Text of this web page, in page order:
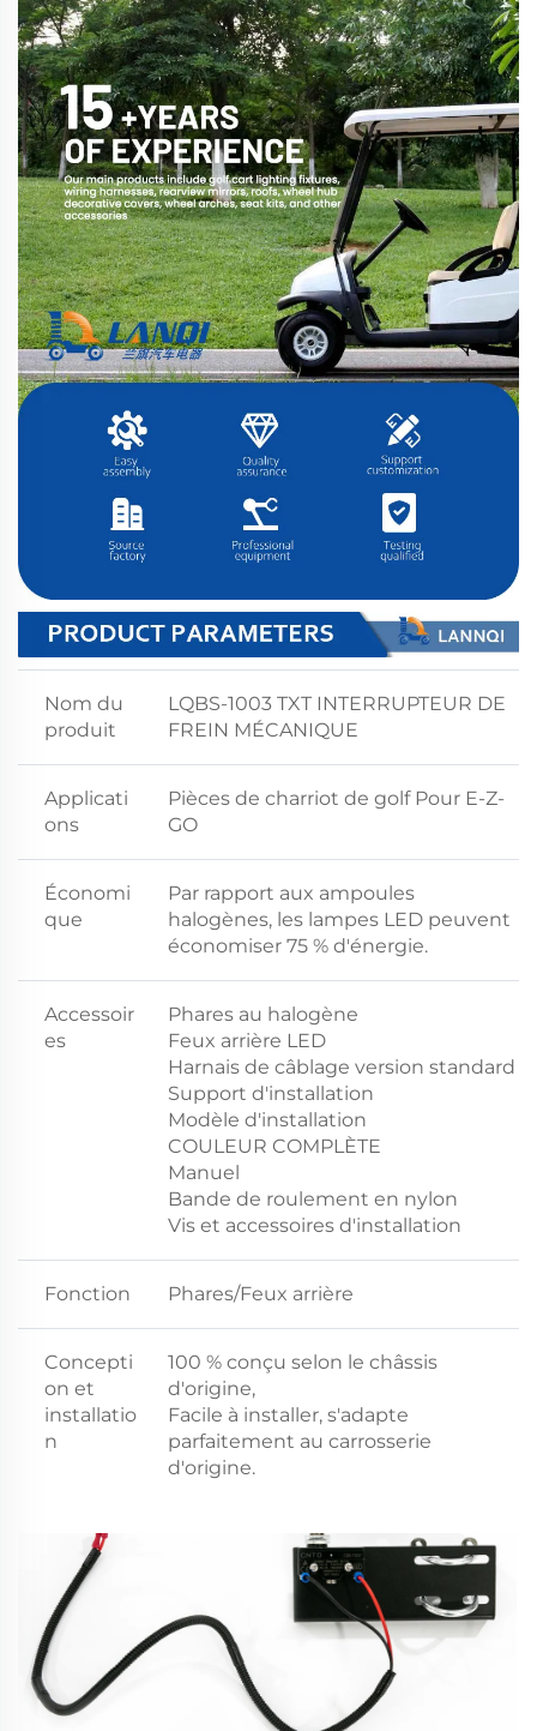
Nom du
produit
LQBS-1003 TXT INTERRUPTEUR DE
FREIN MÉCANIQUE
Applicati
ons
Pièces de charriot de golf Pour E-Z-
GO
Économi
que
Par rapport aux ampoules
halogènes, les lampes LED peuvent
économiser 75 % d'énergie.
Accessoir
es
Phares au halogène
Feux arrière LED
Harnais de câblage version standard
Support d'installation
Modèle d'installation
COULEUR COMPLÈTE
Manuel
Bande de roulement en nylon
Vis et accessoires d'installation
Fonction Phares/Feux arrière
Concepti
on et
installatio
n
100 % conçu selon le châssis
d'origine,
Facile à installer, s'adapte
parfaitement au carrosserie
d'origine.